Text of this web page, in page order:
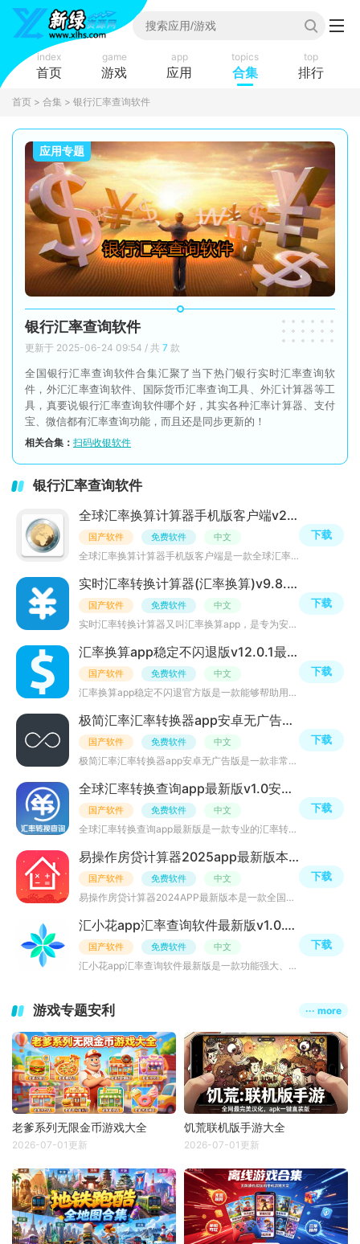
index
首页
game
游戏
app
应用
topics
合集
top
排行
首页 > 合集 > 银行汇率查询软件
应用专题
银行汇率查询软件
更新于 2025-06-24 09:54 / 共 7 款
全国银行汇率查询软件合集汇聚了当下热门银行实时汇率查询软
件，外汇汇率查询软件、国际货币汇率查询工具、外汇计算器等工
具，真要说银行汇率查询软件哪个好，其实各种汇率计算器、支付
宝、微信都有汇率查询功能，而且还是同步更新的！
相关合集： 扫码收银软件
银行汇率查询软件
全球汇率换算计算器手机版客户端v2.8.1谷歌版
国产软件 免费软件 中文
全球汇率换算计算器手机版客户端是一款全球汇率货币手机计算器软件，能实现超过162种货币相互转换、黄金白银
下载
实时汇率转换计算器(汇率换算)v9.8.5安卓版
国产软件 免费软件 中文
实时汇率转换计算器又叫汇率换算app，是专为安卓手机用户开发的一个免费实时汇率转换计算软件，支持人民币、
下载
汇率换算app稳定不闪退版v12.0.1最新版
国产软件 免费软件 中文
汇率换算app稳定不闪退官方版是一款能够帮助用户进行货币汇率计算转换的生活服务软件应用。汇率换算器app使
下载
极简汇率汇率转换器app安卓无广告版v5.7.9免费版
国产软件 免费软件 中文
极简汇率汇率转换器app安卓无广告版是一款非常专业的手机汇率计算查询工具，支持全球210多种货币计算查询，
下载
全球汇率转换查询app最新版v1.0安卓版
国产软件 免费软件 中文
全球汇率转换查询app最新版是一款专业的汇率转换应用，支持人民币，美元，欧元，日元，英镑等等全球主流的货
下载
易操作房贷计算器2025app最新版本v2.9.4
国产软件 免费软件 中文
易操作房贷计算器2024APP最新版本是一款全国通用手机房贷计算器软件，能实现手机房贷一键计算、贷款等额本金
下载
汇小花app汇率查询软件最新版v1.0.1官方版
国产软件 免费软件 中文
汇小花app汇率查询软件最新版是一款功能强大、操作简便的应用软件，旨在帮助用户获取最准确的汇率信息，无论
下载
游戏专题安利 ··· more
老爹系列无限金币游戏大全
2026-07-01更新
饥荒联机版手游大全
2026-07-01更新